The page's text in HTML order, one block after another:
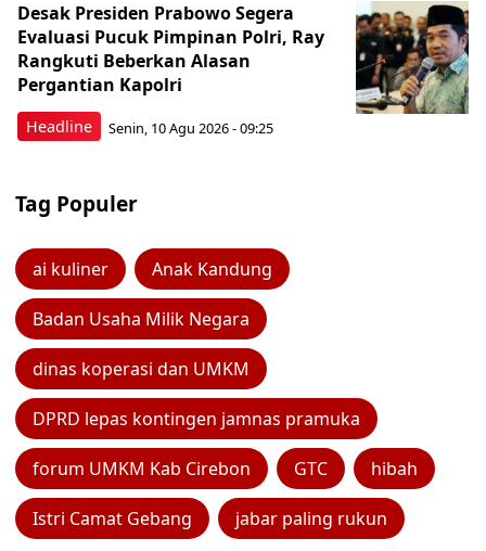
Headline
Desak Presiden Prabowo Segera
Evaluasi Pucuk Pimpinan Polri, Ray
Rangkuti Beberkan Alasan
Pergantian Kapolri
Senin, 10 Agu 2026 - 09:25
Tag Populer
ai kuliner Anak Kandung
Badan Usaha Milik Negara
dinas koperasi dan UMKM
DPRD lepas kontingen jamnas pramuka
forum UMKM Kab Cirebon GTC hibah
Istri Camat Gebang jabar paling rukun